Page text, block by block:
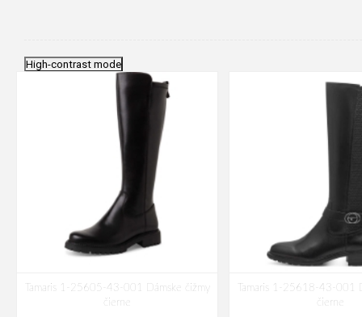
High-contrast mode
Tamaris 1-25605-43-001 Dámske čižmy
čierne
Tamaris 1-25618-43-001
čierne